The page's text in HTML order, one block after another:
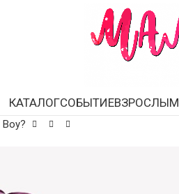
КАТАЛОГСОБЫТИЕВЗРОСЛЫМ